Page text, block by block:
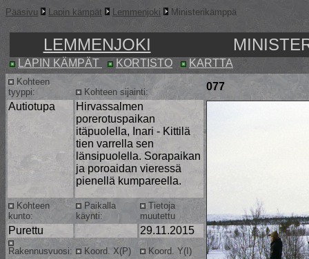
Pääsivu Lapin kämpät Lemmenjoki Ministerikämppä
LEMMENJOKI
LAPIN KÄMPÄT KORTISTO KARTTA
Kohteen
tyyppi:
Kohteen sijainti:
077
Autiotupa
Hirvassalmen
porerotuspaikan
itäpuolella, Inari - Kittilä
tien varrella sen
länsipuolella. Sorapaikan
ja poroaidan vieressä
pienellä kumpareella.
Kohteen
kunto:
Paikalla
käynti:
Tietoja
muutettu
Purettu 29.11.2015
Rakennusvuosi: Koord. X(P) Koord. Y(I)